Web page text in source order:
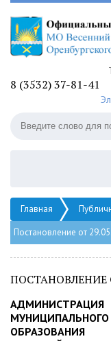
8 (3532) 37-81-41
Главная
Постановление от
ПОСТАНОВЛЕНИЕ
АДМИНИСТРАЦИЯ
МУНИЦИПАЛЬНОГО
ОБРАЗОВАНИЯ